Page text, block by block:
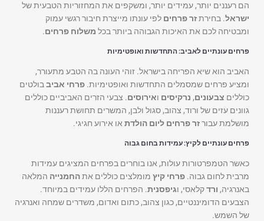
הם רעננים יותר, עמידים יותר, ומשקפים את המחזוריות הטבעית של
ישראל. בחירתזר פרחים לפי עונתו מייצרת חיבור רגשי עמוק
ומבטיחה לכם את האיכות הגבוהה ביותר בכל משלוח פרחים.
פרחים עונתיים לאביב: התחדשות ואופטימיות
האביב הוא שיא הפריחה בישראל. זוהי העונה בה הטבע מתעורר,
ומציע פרחים שמסמלים התחדשות ואופטימיות. פרחי אביבבולטים
כוללים צבעונים, נרקיסים ואירוסים. צבעי הזרים האביביים כוללים
גוונים עזים של ורוד, צהוב, סגול ולבן, המשרים תחושת רעננות
מושלמת עבורזר פרחים ליום הולדתאו אירוע חגיגי.
פרחים עונתיים לקיץ: עמידות בחום גבוה
כאשר הטמפרטורות עולות, אנו בוחרים בפרחים המציגים עמידות
מרבית לחום גבוה. פרחי קיץ מומלצים כוללים אתהחמנייה המלאה
באנרגיה, ורדקלאסי, וגיפסנית. הפרחים הללו עמידים במיוחד.
הצבעים הדומיננטיים, כגון צהוב, כתום ואדום, משדרים שמחה ואנרגיה
של השמש.